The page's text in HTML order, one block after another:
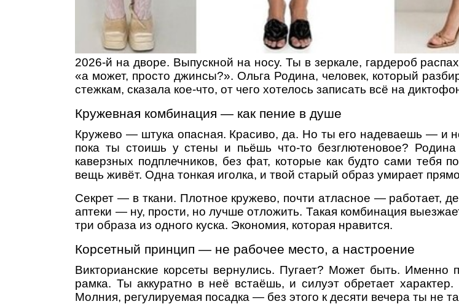
2026-й на дворе. Выпускной на носу. Ты в зеркале, гардероб
«а может, просто джинсы?». Ольга Родина, человек, который
стежкам, сказала кое-что, от чего хотелось записать всё на
Кружевная комбинация — как пение в душе
Кружево — штука опасная. Красиво, да. Но ты его надеваешь — и
пока ты стоишь у стены и пьёшь что-то безглютеновое?
каверзных подплечников, без фат, которые как будто сами
вещь живёт. Одна тонкая иголка, и твой старый образ умирает
Секрет — в ткани. Плотное кружево, почти атласное — работает,
аптеки — ну, прости, но лучше отложить. Такая комбинация
три образа из одного куска. Экономия, которая нравится.
Корсетный принцип — не рабочее место, а настроение
Викторианские корсеты вернулись. Пугает? Может быть.
рамка. Ты аккуратно в неё встаёшь, и силуэт обретает
Молния, регулируемая посадка — без этого к десяти вечера ты не